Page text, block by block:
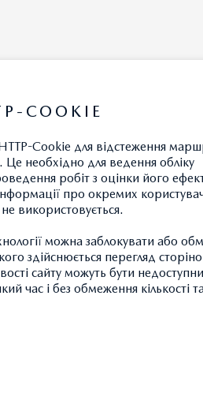
НА ПЕДАЛІ AТ
ГРН.*
декоративні накладки на
COOKIE
Cookie для відстеження
необхідно для ведення обліку
робіт з оцінки його
про окремих
використовується.
можна заблокувати або
здійснюється перегляд
сайту можуть бути
час і без обмеження кількості